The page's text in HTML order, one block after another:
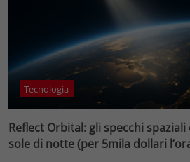
Tecnologia
Reflect Orbital: gli specchi
sole di notte (per 5mila dollari